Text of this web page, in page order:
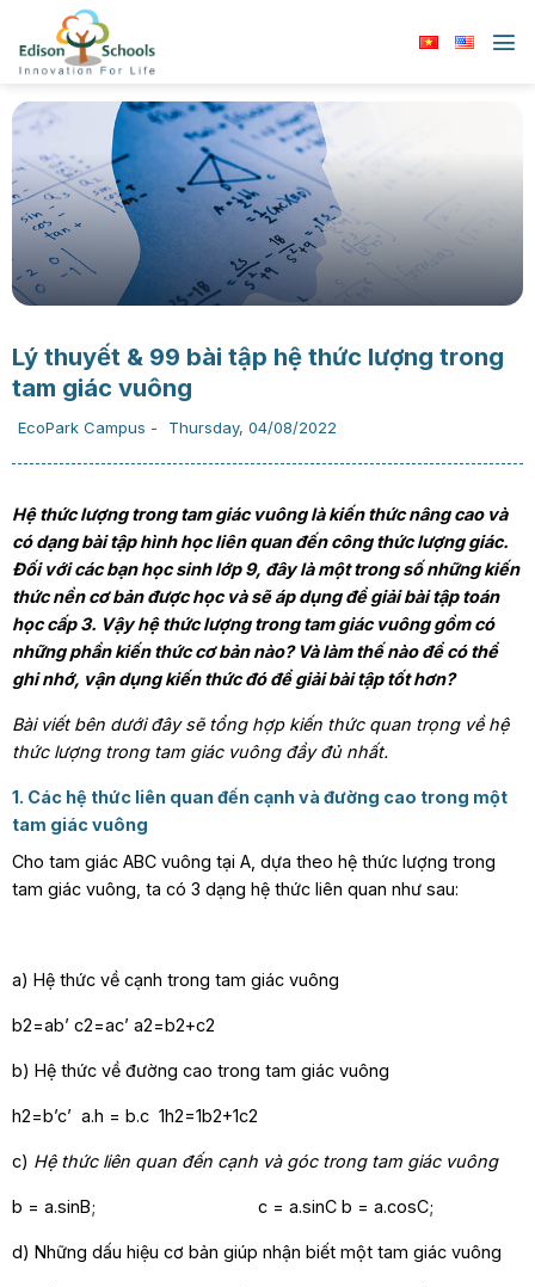
nội
Lý thuyết & 99 bài tập hệ thức lượng trong
tam giác vuông
EcoPark Campus - Thursday, 04/08/2022
Hệ thức lượng trong tam giác vuông là kiến thức nâng cao và
có dạng bài tập hình học liên quan đến công thức lượng giác.
Đối với các bạn học sinh lớp 9, đây là một trong số những kiến
thức nền cơ bản được học và sẽ áp dụng để giải bài tập toán
học cấp 3. Vậy hệ thức lượng trong tam giác vuông gồm có
những phần kiến thức cơ bản nào? Và làm thế nào để có thể
ghi nhớ, vận dụng kiến thức đó để giải bài tập tốt hơn?
Bài viết bên dưới đây sẽ tổng hợp kiến thức quan trọng về hệ
thức lượng trong tam giác vuông đầy đủ nhất.
1. Các hệ thức liên quan đến cạnh và đường cao trong một
tam giác vuông
Cho tam giác ABC vuông tại A, dựa theo hệ thức lượng trong
tam giác vuông, ta có 3 dạng hệ thức liên quan như sau:
a) Hệ thức về cạnh trong tam giác vuông
b2=ab’ c2=ac’ a2=b2+c2
b) Hệ thức về đường cao trong tam giác vuông
h2=b’c’ a.h = b.c 1h2=1b2+1c2
c) Hệ thức liên quan đến cạnh và góc trong tam giác vuông
b = a.sinB; c = a.sinC b = a.cosC;
d) Những dấu hiệu cơ bản giúp nhận biết một tam giác vuông